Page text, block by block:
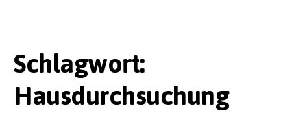
Schlagwort:
Hausdurchsuchung